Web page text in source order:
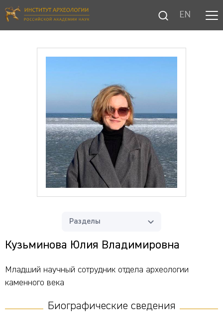
EN
Разделы
Кузьминова Юлия Владимировна
Младший научный сотрудник отдела археологии
каменного века
Биографические сведения